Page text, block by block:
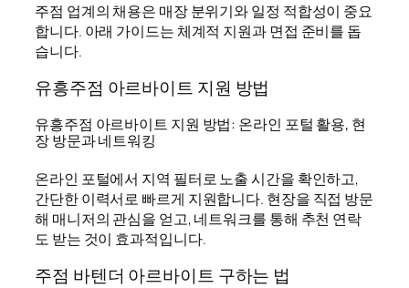
주점 업계의 채용은 매장 분위기와 일정 적합성이 중요
합니다. 아래 가이드는 체계적 지원과 면접 준비를 돕
습니다.
유흥주점 아르바이트 지원 방법
유흥주점 아르바이트 지원 방법: 온라인 포털 활용, 현
장 방문과 네트워킹
온라인 포털에서 지역 필터로 노출 시간을 확인하고,
간단한 이력서로 빠르게 지원합니다. 현장을 직접 방문
해 매니저의 관심을 얻고, 네트워크를 통해 추천 연락
도 받는 것이 효과적입니다.
주점 바텐더 아르바이트 구하는 법